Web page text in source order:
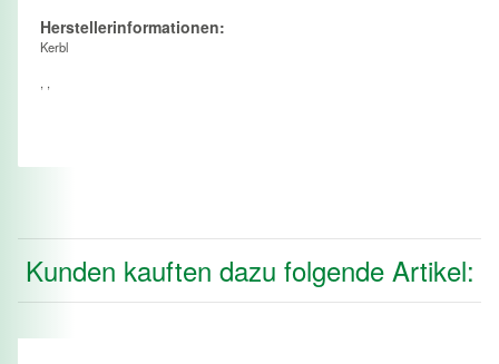
Herstellerinformationen:
Kerbl
, ,
Kunden kauften dazu folgende Artikel: